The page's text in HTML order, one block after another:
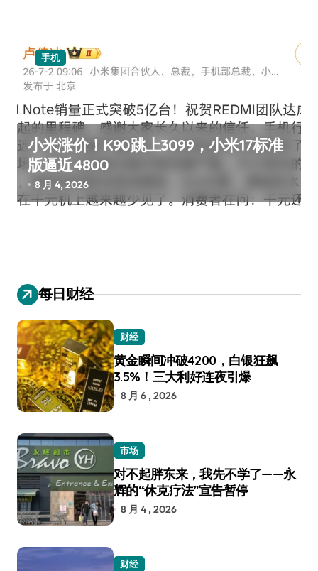
手机
小米涨价！K90跳上3099，小米17标准
版逼近4800
8 月 4, 2026
每日财经
财经
黄金瞬间冲破4200，白银狂飙
3.5%！三大利好连夜引爆
8 月 6 , 2026
市场
对不起胖东来，我先不学了——永
辉的“休克疗法”宣告暂停
8 月 4 , 2026
财经